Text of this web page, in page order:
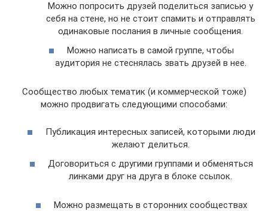
Можно попросить друзей поделиться записью у
себя на стене, но не стоит спамить и отправлять
одинаковые послания в личные сообщения.
Можно написать в самой группе, чтобы
аудитория не стеснялась звать друзей в нее.
Сообщество любых тематик (и коммерческой тоже)
можно продвигать следующими способами:
Публикация интересных записей, которыми люди
желают делиться.
Договориться с другими группами и обменяться
линками друг на друга в блоке ссылок.
Можно размещать в сторонних сообществах